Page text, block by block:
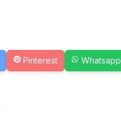
Pinterest Whatsapp